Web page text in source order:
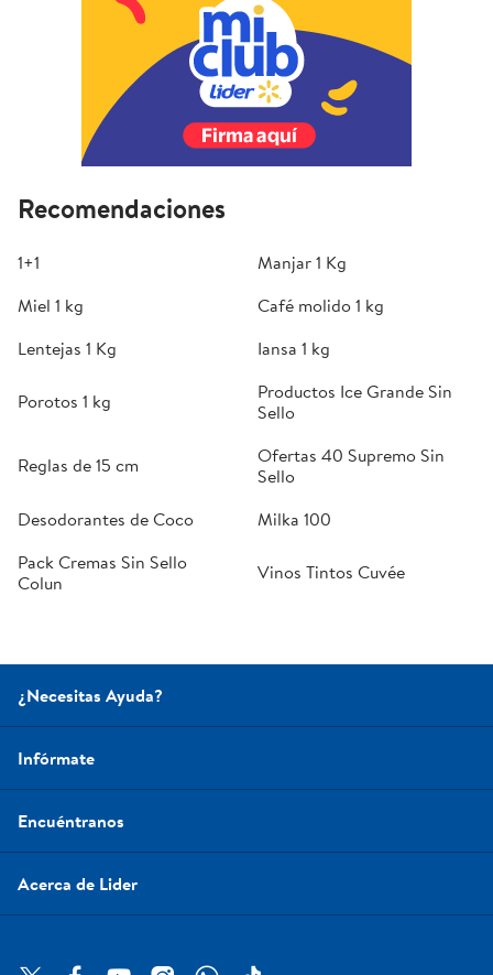
Recomendaciones
1+1
Manjar 1 Kg
Miel 1 kg
Café molido 1 kg
Lentejas 1 Kg
Iansa 1 kg
Porotos 1 kg
Productos Ice Grande Sin
Sello
Reglas de 15 cm
Ofertas 40 Supremo Sin
Sello
Desodorantes de Coco
Milka 100
Pack Cremas Sin Sello
Colun
Vinos Tintos Cuvée
¿Necesitas Ayuda?
Infórmate
Encuéntranos
Acerca de Lider